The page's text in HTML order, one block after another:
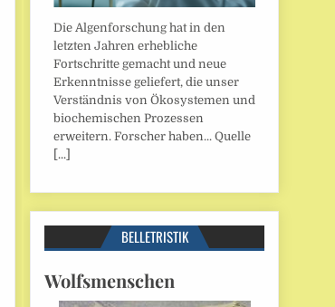
Die Algenforschung hat in den
letzten Jahren erhebliche
Fortschritte gemacht und neue
Erkenntnisse geliefert, die unser
Verständnis von Ökosystemen und
biochemischen Prozessen
erweitern. Forscher haben... Quelle
[...]
BELLETRISTIK
Wolfsmenschen